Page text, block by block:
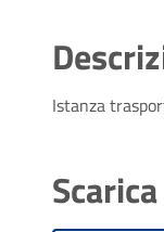
Istanza